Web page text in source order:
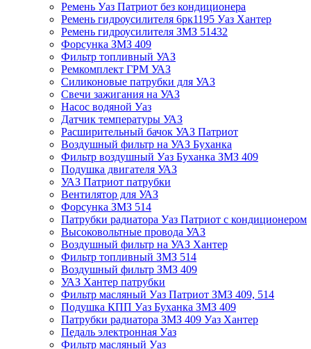
Ремень Уаз Патриот без кондиционера
Ремень гидроусилителя 6рк1195 Уаз Хантер
Ремень гидроусилителя ЗМЗ 51432
Форсунка ЗМЗ 409
Фильтр топливный УАЗ
Ремкомплект ГРМ УАЗ
Силиконовые патрубки для УАЗ
Свечи зажигания на УАЗ
Насос водяной Уаз
Датчик температуры УАЗ
Расширительный бачок УАЗ Патриот
Воздушный фильтр на УАЗ Буханка
Фильтр воздушный Уаз Буханка ЗМЗ 409
Подушка двигателя УАЗ
УАЗ Патриот патрубки
Вентилятор для УАЗ
Форсунка ЗМЗ 514
Патрубки радиатора Уаз Патриот с кондиционером
Высоковольтные провода УАЗ
Воздушный фильтр на УАЗ Хантер
Фильтр топливный ЗМЗ 514
Воздушный фильтр ЗМЗ 409
УАЗ Хантер патрубки
Фильтр масляный Уаз Патриот ЗМЗ 409, 514
Подушка КПП Уаз Буханка ЗМЗ 409
Патрубки радиатора ЗМЗ 409 Уаз Хантер
Педаль электронная Уаз
Фильтр масляный Уаз